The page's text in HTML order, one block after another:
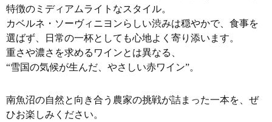
特徴のミディアムライトなスタイル。
カベルネ・ソーヴィニヨンらしい渋みは穏やかで、食事を
選ばず、日常の一杯としても心地よく寄り添います。
重さや濃さを求めるワインとは異なる、
“雪国の気候が生んだ、やさしい赤ワイン”。
南魚沼の自然と向き合う農家の挑戦が詰まった一本を、ぜ
ひお楽しみください。